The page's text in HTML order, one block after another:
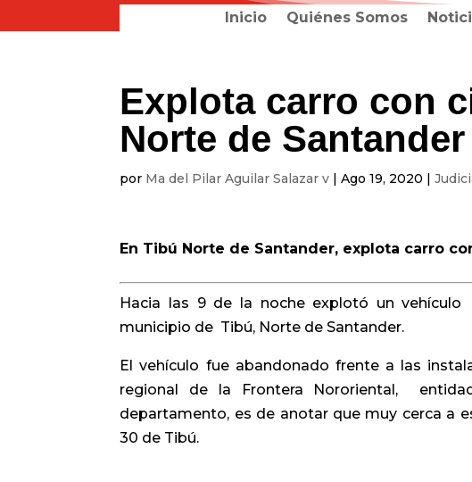
Inicio Quiénes Somos
Explota carro con
Norte de Santander
por Ma del Pilar Aguilar Salazar v |Ago 19, 2020 |
En Tibú Norte de Santander, explota carro
Hacia las 9 de la noche explotó un
municipio de Tibú, Norte de Santander.
El vehículo fue abandonado frente a las
regional de la Frontera Nororiental,
departamento, es de anotar que muy cerca a
30 de Tibú.